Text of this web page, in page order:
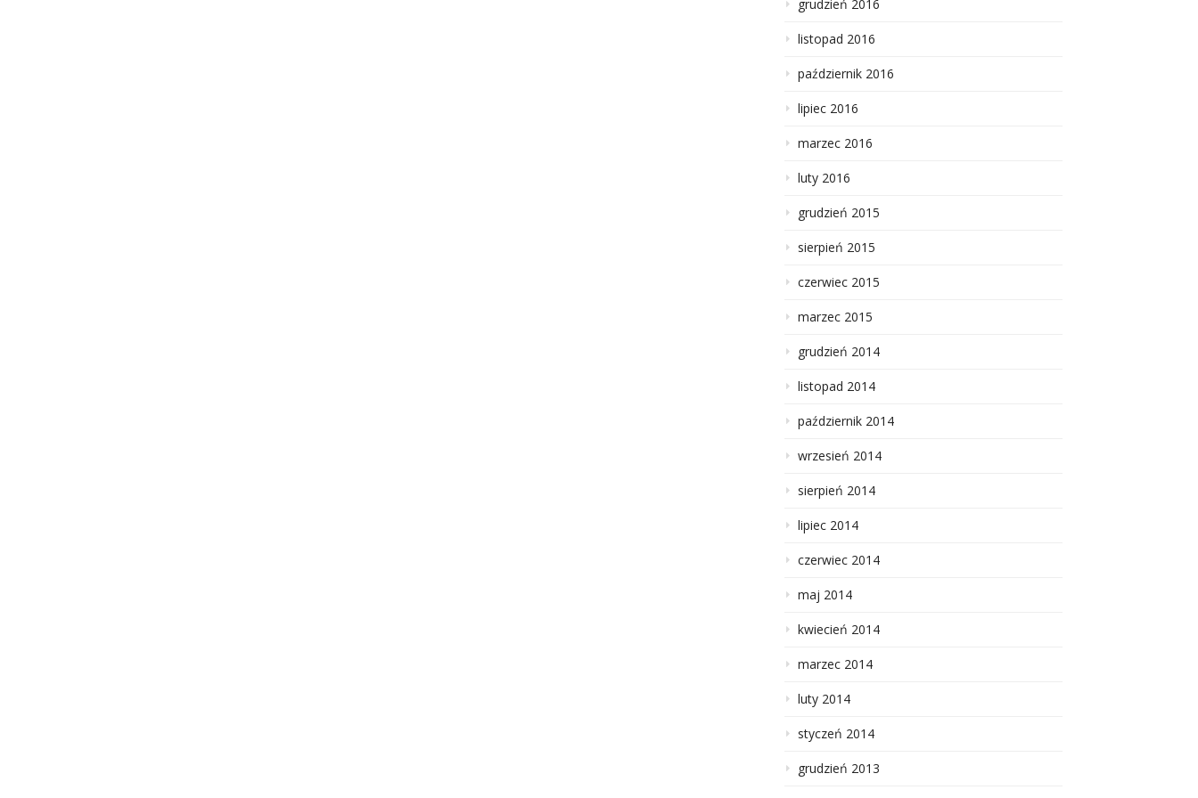
grudzień 2016
listopad 2016
październik 2016
lipiec 2016
marzec 2016
luty 2016
grudzień 2015
sierpień 2015
czerwiec 2015
marzec 2015
grudzień 2014
listopad 2014
październik 2014
wrzesień 2014
sierpień 2014
lipiec 2014
czerwiec 2014
maj 2014
kwiecień 2014
marzec 2014
luty 2014
styczeń 2014
grudzień 2013